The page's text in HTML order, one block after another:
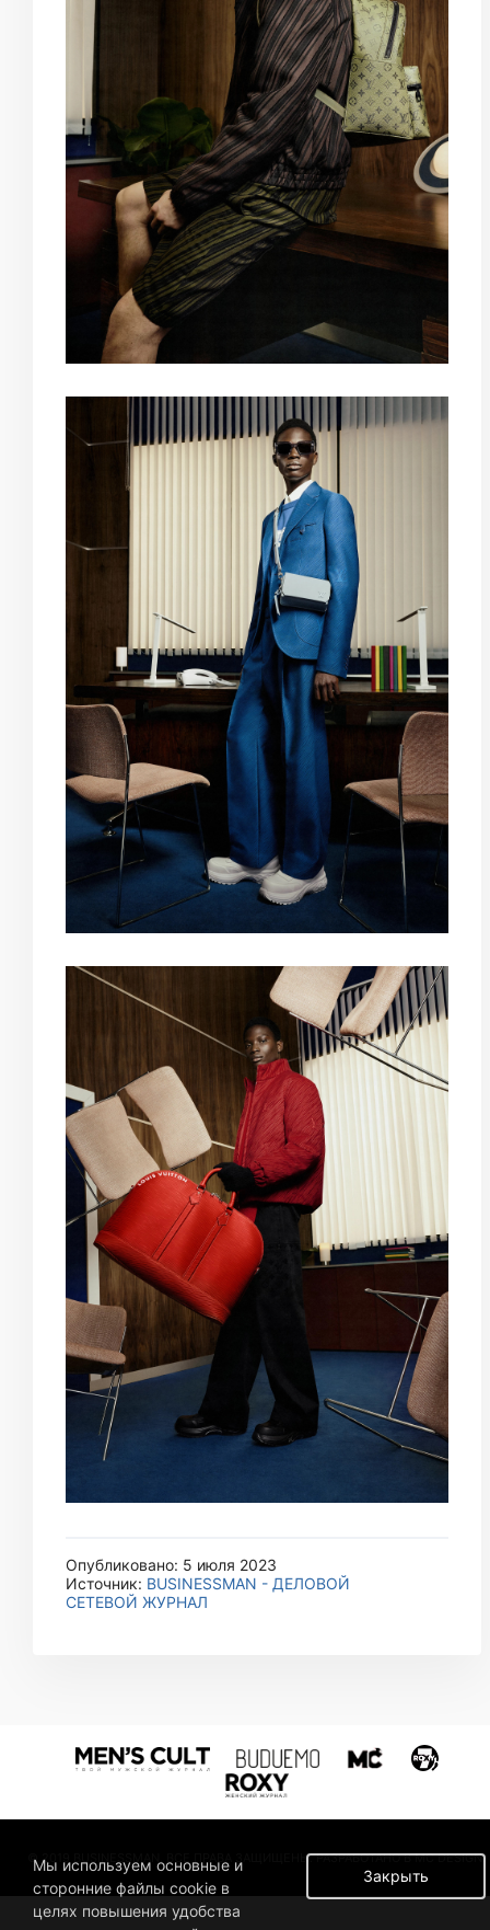
Опубликовано: 5 июля 2023
Источник: BUSINESSMAN - ДЕЛОВОЙ
СЕТЕВОЙ ЖУРНАЛ
© 2019 BUSINESSMAN. ВСЕ ПРАВА ЗАЩИЩЕНЫ. РАЗРАБОТАНО В MC DESIGN.
Закрыть
Мы используем основные и
сторонние файлы cookie в
целях повышения удобства